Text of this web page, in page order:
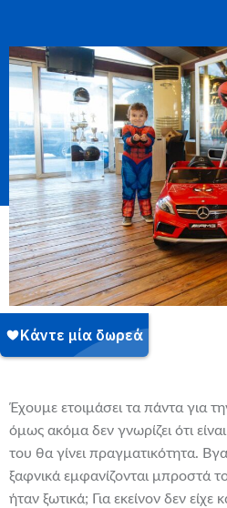
Έχουμε ετοιμάσει τα πάντα για
όμως ακόμα δεν γνωρίζει ότι
του θα γίνει πραγματικότητα.
ξαφνικά εμφανίζονται μπροστά
ήταν ξωτικά; Για εκείνον δεν είχε